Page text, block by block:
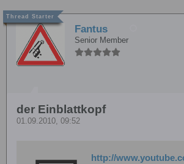
Fantus
Senior Member
der Einblattkopf
01.09.2010, 09:52